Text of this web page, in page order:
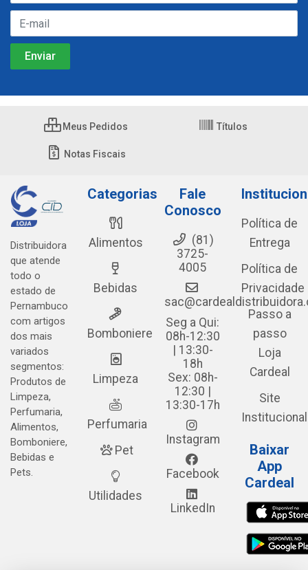
Meus Pedidos Títulos
Notas Fiscais
Distribuidora
que atende
todo o
estado de
Pernambuco
com artigos
dos mais
variados
segmentos:
Produtos de
Limpeza,
Perfumaria,
Alimentos,
Bomboniere,
Bebidas e
Pets.
Categorias
Alimentos
Bebidas
Bomboniere
Limpeza
Perfumaria
Pet
Utilidades
Fale
Conosco
(81)
3725-
4005
Seg a Qui:
08h-12:30
| 13:30-
18h
Sex: 08h-
12:30 |
13:30-17h
Instagram
Facebook
LinkedIn
Política de
Entrega
Política de
Privacidade
Passo a
passo
Loja
Cardeal
Site
Institucional
Baixar
App
Cardeal